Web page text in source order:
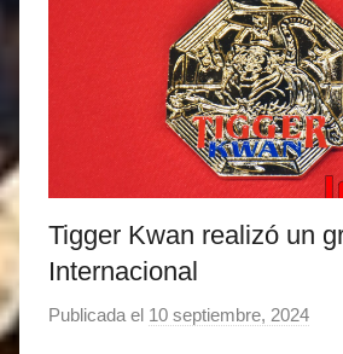
Tigger Kwan realizó un
Internacional
Publicada el 10 septiembre, 2024